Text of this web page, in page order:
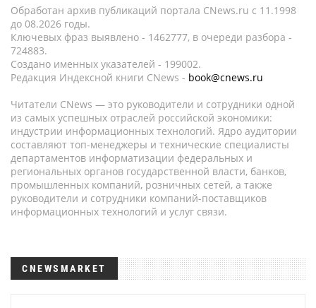
Обработан архив публикаций портала CNews.ru c 11.1998
до 08.2026 годы.
Ключевых фраз выявлено - 1462777, в очереди разбора -
724883.
Создано именных указателей - 199002.
Редакция Индексной книги CNews - book@cnews.ru
Читатели CNews — это руководители и сотрудники одной
из самых успешных отраслей российской экономики:
индустрии информационных технологий. Ядро аудитории
составляют топ-менеджеры и технические специалисты
департаментов информатизации федеральных и
региональных органов государственной власти, банков,
промышленных компаний, розничных сетей, а также
руководители и сотрудники компаний-поставщиков
информационных технологий и услуг связи.
CNEWSMARKET